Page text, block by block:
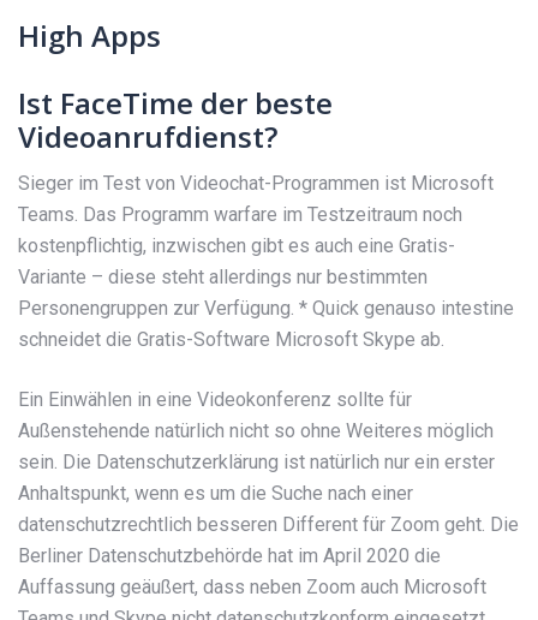
High Apps
Ist FaceTime der beste
Videoanrufdienst?
Sieger im Test von Videochat-Programmen ist Microsoft
Teams. Das Programm warfare im Testzeitraum noch
kostenpflichtig, inzwischen gibt es auch eine Gratis-
Variante – diese steht allerdings nur bestimmten
Personengruppen zur Verfügung. * Quick genauso intestine
schneidet die Gratis-Software Microsoft Skype ab.
Ein Einwählen in eine Videokonferenz sollte für
Außenstehende natürlich nicht so ohne Weiteres möglich
sein. Die Datenschutzerklärung ist natürlich nur ein erster
Anhaltspunkt, wenn es um die Suche nach einer
datenschutzrechtlich besseren Different für Zoom geht. Die
Berliner Datenschutzbehörde hat im April 2020 die
Auffassung geäußert, dass neben Zoom auch Microsoft